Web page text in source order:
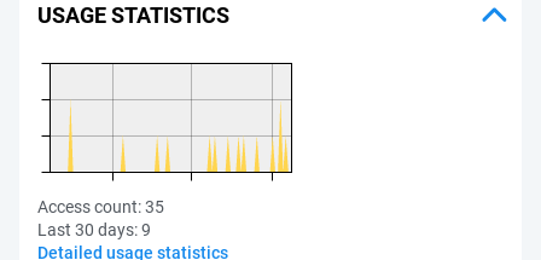
USAGE STATISTICS
Access count:35
Last 30 days:9
Detailed usage statistics